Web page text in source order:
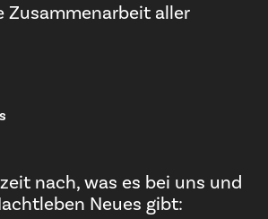
Zusammenarbeit aller
nach, was es bei uns und
Neues gibt: